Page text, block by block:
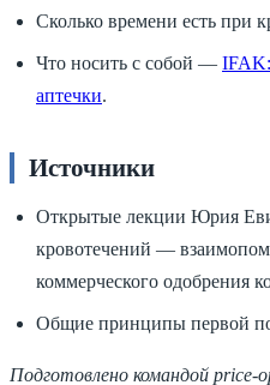
Сколько времени есть при
Что носить с собой —
аптечки.
Источники
Открытые лекции Юрия
кровотечений —
коммерческого одобрения
Общие принципы первой
Подготовлено командой price-